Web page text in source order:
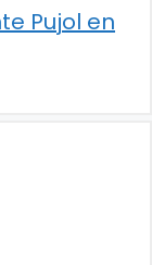
Pujol en